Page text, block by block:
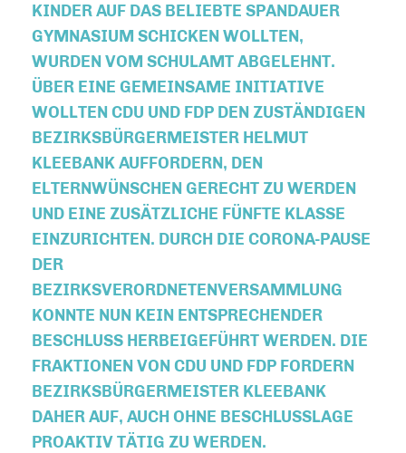
KINDER AUF DAS BELIEBTE SPANDAUER
GYMNASIUM SCHICKEN WOLLTEN,
WURDEN VOM SCHULAMT ABGELEHNT.
ÜBER EINE GEMEINSAME INITIATIVE
WOLLTEN CDU UND FDP DEN ZUSTÄNDIGEN
BEZIRKSBÜRGERMEISTER HELMUT
KLEEBANK AUFFORDERN, DEN
ELTERNWÜNSCHEN GERECHT ZU WERDEN
UND EINE ZUSÄTZLICHE FÜNFTE KLASSE
EINZURICHTEN. DURCH DIE CORONA-PAUSE
DER
BEZIRKSVERORDNETENVERSAMMLUNG
KONNTE NUN KEIN ENTSPRECHENDER
BESCHLUSS HERBEIGEFÜHRT WERDEN. DIE
FRAKTIONEN VON CDU UND FDP FORDERN
BEZIRKSBÜRGERMEISTER KLEEBANK
DAHER AUF, AUCH OHNE BESCHLUSSLAGE
PROAKTIV TÄTIG ZU WERDEN.